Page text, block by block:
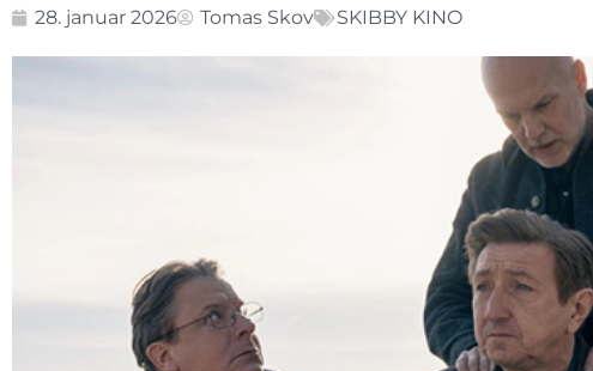
28. januar 2026 Tomas Skov SKIBBY KINO